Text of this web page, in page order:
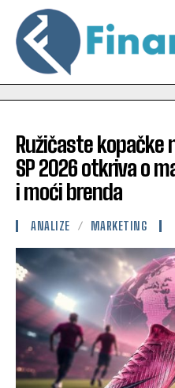
Ružičaste kopačke
SP 2026 otkriva o
i moći brenda
ANALIZE MARKETING